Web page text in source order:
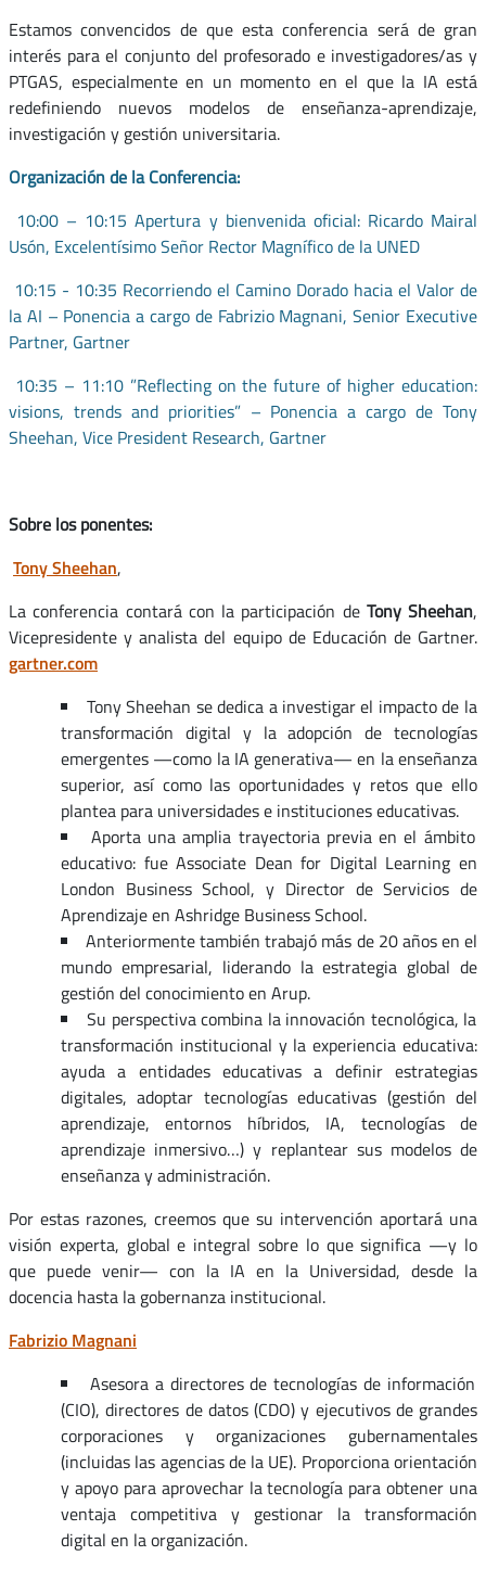
Estamos convencidos de que esta conferencia será de gran
interés para el conjunto del profesorado e investigadores/as y
PTGAS, especialmente en un momento en el que la IA está
redefiniendo nuevos modelos de enseñanza-aprendizaje,
investigación y gestión universitaria.
Organización de la Conferencia:
10:00 – 10:15 Apertura y bienvenida oficial: Ricardo Mairal
Usón, Excelentísimo Señor Rector Magnífico de la UNED
10:15 - 10:35 Recorriendo el Camino Dorado hacia el Valor de
la AI – Ponencia a cargo de Fabrizio Magnani, Senior Executive
Partner, Gartner
10:35 – 11:10 ”Reflecting on the future of higher education:
visions, trends and priorities” – Ponencia a cargo de Tony
Sheehan, Vice President Research, Gartner
Sobre los ponentes:
Tony Sheehan,
La conferencia contará con la participación de Tony Sheehan,
Vicepresidente y analista del equipo de Educación de Gartner.
gartner.com
Tony Sheehan se dedica a investigar el impacto de la
transformación digital y la adopción de tecnologías
emergentes —como la IA generativa— en la enseñanza
superior, así como las oportunidades y retos que ello
plantea para universidades e instituciones educativas.
Aporta una amplia trayectoria previa en el ámbito
educativo: fue Associate Dean for Digital Learning en
London Business School, y Director de Servicios de
Aprendizaje en Ashridge Business School.
Anteriormente también trabajó más de 20 años en el
mundo empresarial, liderando la estrategia global de
gestión del conocimiento en Arup.
Su perspectiva combina la innovación tecnológica, la
transformación institucional y la experiencia educativa:
ayuda a entidades educativas a definir estrategias
digitales, adoptar tecnologías educativas (gestión del
aprendizaje, entornos híbridos, IA, tecnologías de
aprendizaje inmersivo…) y replantear sus modelos de
enseñanza y administración.
Por estas razones, creemos que su intervención aportará una
visión experta, global e integral sobre lo que significa —y lo
que puede venir— con la IA en la Universidad, desde la
docencia hasta la gobernanza institucional.
Fabrizio Magnani
Asesora a directores de tecnologías de información
(CIO), directores de datos (CDO) y ejecutivos de grandes
corporaciones y organizaciones gubernamentales
(incluidas las agencias de la UE). Proporciona orientación
y apoyo para aprovechar la tecnología para obtener una
ventaja competitiva y gestionar la transformación
digital en la organización.